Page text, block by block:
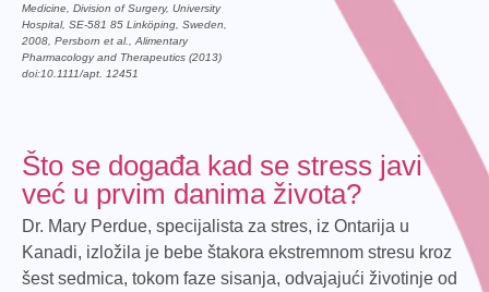
Medicine, Division of Surgery, University
Hospital, SE-581 85 Linköping, Sweden,
2008, Persborn et al., Alimentary
Pharmacology and Therapeutics (2013)
doi:10.1111/apt. 12451
Što se događa kad se stress javi
već u prvim danima života?
Dr. Mary Perdue, specijalista za stres, iz Ontarija u
Kanadi, izložila je bebe štakora ekstremnom stresu kroz
šest sedmica, tokom faze sisanja, odvajajući životinje od